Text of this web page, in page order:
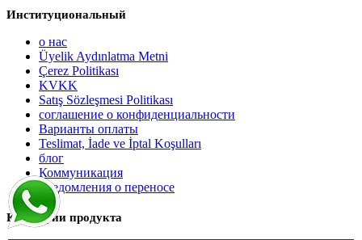
Институциональный
о нас
Üyelik Aydınlatma Metni
Çerez Politikası
KVKK
Satış Sözleşmesi Politikası
соглашение о конфиденциальности
Варианты оплаты
Teslimat, İade ve İptal Koşulları
блог
Коммуникация
Уведомления о переносе
Категории продукта